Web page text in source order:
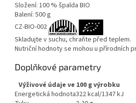
Složení: 100 % špalda BIO
Balení: 500 g
CZ-BIO-002
Skladujte v suchu, chraňte před teplem.
Nutriční hodnoty se mohou u přírodních
Doplňkové parametry
Výživové údaje ve 100 g výrobku
Energetická hodnota322 kcal/1347 kJ